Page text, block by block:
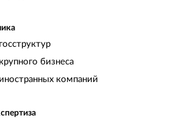
бизнеса
компаний